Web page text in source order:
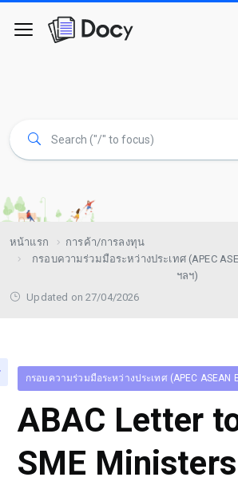
หน้าแรก
การค้า/การลงทุน
กรอบความร่วมมือระหว่างประเทศ (APEC
ฯลฯ)
Updated on 27/04/2026
กรอบความร่วมมือระหว่างประเทศ (APEC ASEAN
ABAC Letter
SME Ministers